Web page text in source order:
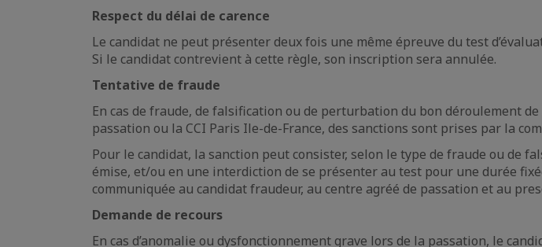
Respect du délai de carence
Le candidat ne peut présenter deux fois une même épreuve du test
Si le candidat contrevient à cette règle, son inscription sera annulée.
Tentative de fraude
En cas de fraude, de falsification ou de perturbation du bon déroulement
passation ou la CCI Paris Ile-de-France, des sanctions sont prises par la
Pour le candidat, la sanction peut consister, selon le type de fraude ou de
émise, et/ou en une interdiction de se présenter au test pour une durée
communiquée au candidat fraudeur, au centre agréé de passation et au
Demande de recours
En cas d’anomalie ou dysfonctionnement grave lors de la passation, le